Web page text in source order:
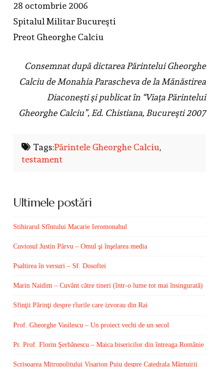
28 octombrie 2006
Spitalul Militar Bucureşti
Preot Gheorghe Calciu
Consemnat după dictarea Părintelui Gheorghe
Calciu de Monahia Parascheva de la Mănăstirea
Diaconeşti şi publicat în “Viaţa Părintelui
Gheorghe Calciu”, Ed. Chistiana, Bucureşti 2007
Tags:Părintele Gheorghe Calciu,
testament
Ultimele postări
Stihirarul Sfîntului Macarie Ieromonahul
Cuviosul Justin Pârvu – Omul şi înşelarea media
Psaltirea în versuri – Sf. Dosoftei
Marin Naidim – Cuvânt către tineri (într-o lume tot mai însingurată)
Sfinţii Părinţi despre rîurile care izvorau din Rai
Prof. Gheorghe Vasilescu – Un proiect vechi de un secol
Pr. Prof. Florin Şerbănescu – Maica bisericilor din întreaga Românie
Scrisoarea Mitropolitului Visarion Puiu despre Catedrala Mântuirii